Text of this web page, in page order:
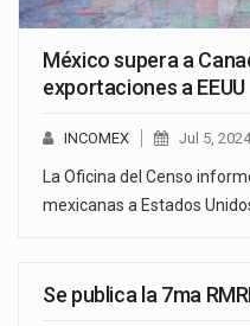
México supera a
exportaciones a EEUU
INCOMEX Jul 5, 2024
La Oficina del Censo
mexicanas a Estados
Se publica la 7ma